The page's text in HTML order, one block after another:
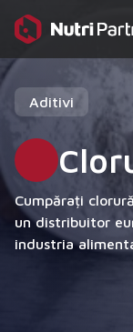
Aditivi
Cumpărați
un distribuitor
industria